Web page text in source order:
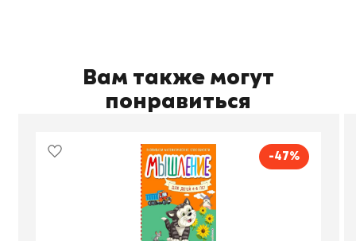
Вам также могут
понравиться
-47%